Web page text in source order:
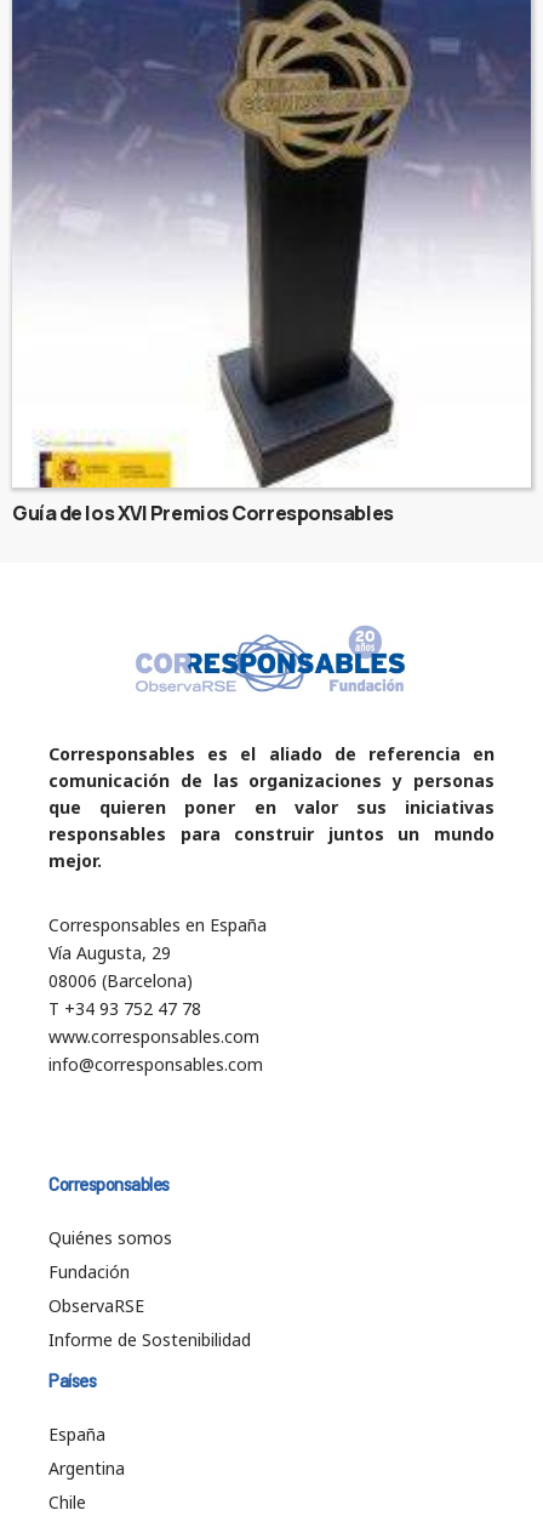
Guía de los XVI Premios Corresponsables
Corresponsables es el aliado de referencia en
comunicación de las organizaciones y personas
que quieren poner en valor sus iniciativas
responsables para construir juntos un mundo
mejor.
Corresponsables en España
Vía Augusta, 29
08006 (Barcelona)
T +34 93 752 47 78
www.corresponsables.com
info@corresponsables.com
Corresponsables
Quiénes somos
Fundación
ObservaRSE
Informe de Sostenibilidad
Países
España
Argentina
Chile